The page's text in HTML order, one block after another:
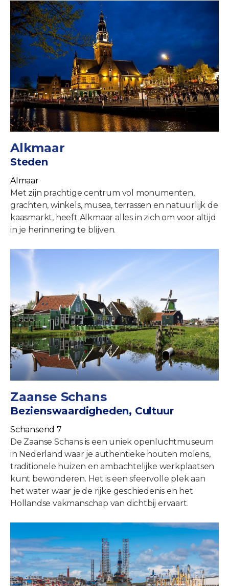
Alkmaar
Steden
Almaar
Met zijn prachtige centrum vol monumenten,
grachten, winkels, musea, terrassen en natuurlijk de
kaasmarkt, heeft Alkmaar alles in zich om voor altijd
in je herinnering te blijven.
Zaanse Schans
Bezienswaardigheden, Cultuur
Schansend 7
De Zaanse Schans is een uniek openluchtmuseum
in Nederland waar je authentieke houten molens,
traditionele huizen en ambachtelijke werkplaatsen
kunt bewonderen. Het is een sfeervolle plek aan
het water waar je de rijke geschiedenis en het
Hollandse vakmanschap van dichtbij ervaart.